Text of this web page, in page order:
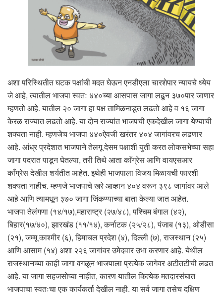
अशा परिस्थितीत घटक पक्षांची मदत घेऊन एनडीएला चारशेपार न्यायचे ध्येय
जे आहे, त्यातील भाजपा स्वतः ४४०च्या आसपास जागा लढून ३७०पार जाणार
म्हणतो आहे. यातील २० जागा हा पक्ष तामिळनाडूत लढतो आहे व १६ जागा
केरळ राज्यात लढतो आहे. या दोन राज्यांत भाजपची एकदेखील जागा येण्याची
शक्यता नाही. म्हणजेच भाजपा ४४०ऐवजी खरंतर ४०४ जागांवरच लढणार
आहे. आंध्र प्रदेशात भाजपाने तेलगू देसम पक्षाशी युती करत लोकसभेच्या सहा
जागा पदरात पाडून घेतल्या, तरी तिथे आता काँग्रेस आणि वायएसआर
काँग्रेस देखील शर्यतीत आहेत. इथेही भाजपाला विजय मिळायची फारशी
शक्यता नाहीच. म्हणजे भाजपाचे खरे आव्हान ४०४ वरून ३९८ जागांवर आले
आहे आणि त्यामधून ३७० जागा जिंकण्याच्या बाता केल्या जात आहेत.
भाजपा तेलंगणा (१४/१७),महाराष्ट्र (२७/४८), पश्चिम बंगाल (४२),
बिहार(१७/४०), झारखंड (११/१४), कर्नाटक (२५/२८), पंजाब (१३), ओडीसा
(२१), जम्मू काश्मीर (६), हिमाचल प्रदेश (४), दिल्ली (७), राजस्थान (२५)
आणि आसाम (१४) अशा २२६ जागांवर उमेदवार उभा करणार आहे. येथील
राजस्थानच्या काही जागा वगळून भाजपाला प्रत्येक जागेवर अटीतटीची लढत
आहे. या जागा सहजसोप्या नाहीत, कारण यातील कित्येक मतदारसंघात
भाजपाचा स्वतःचा एक कार्यकर्ता देखील नाही. या सर्व जागा तसेच दक्षिण